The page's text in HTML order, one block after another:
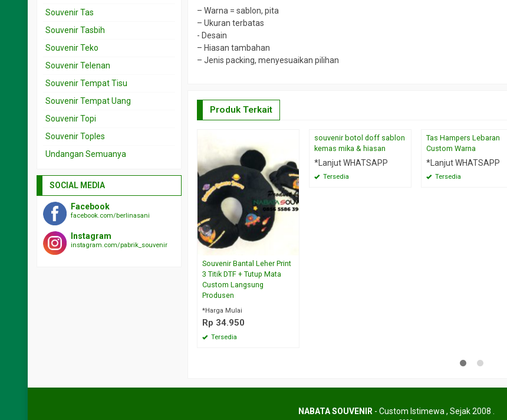
– Warna = sablon, pita
– Ukuran terbatas
️- Desain
– Hiasan tambahan
– Jenis packing, menyesuaikan pilihan
Produk Terkait
Souvenir Bantal Leher Print
3 Titik DTF + Tutup Mata
Custom Langsung
Produsen
*Harga Mulai
Rp 34.950
Tersedia
souvenir botol doff sablon
kemas mika & hiasan
*Lanjut WHATSAPP
Tersedia
Tas Hampers Lebaran
Custom Warna
*Lanjut WHATSAPP
Tersedia
Souvenir Tas
Souvenir Tasbih
Souvenir Teko
Souvenir Telenan
Souvenir Tempat Tisu
Souvenir Tempat Uang
Souvenir Topi
Souvenir Toples
Undangan Semuanya
SOCIAL MEDIA
Facebook
facebook.com/berlinasani
Instagram
instagram.com/pabrik_souvenir
NABATA SOUVENIR - Custom Istimewa , Sejak 2008 .